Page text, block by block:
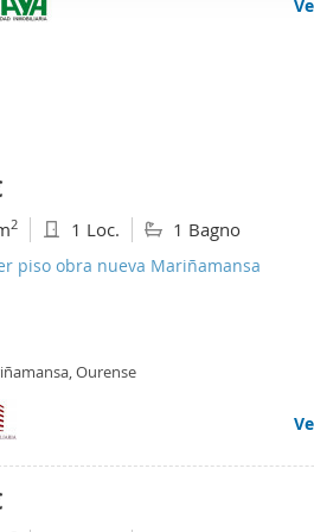
se usan para personalizar el
2 1 Loc. 1 Bagno
piso obra nueva Mariñamansa
Ourense